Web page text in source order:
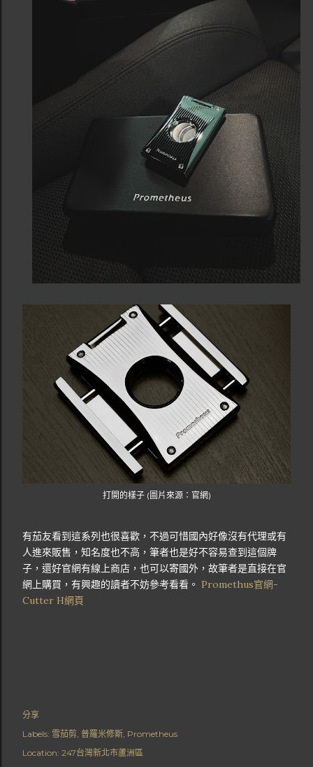
打開的樣子 (圖片來源：官網)
有茄友看到這系列也很喜歡，不過可惜國內好像沒有代理或有
人進來販售，知名度也不高，筆者也是好不容易查到這個牌
子，還好官網有線上商店，也可以寄國外，故筆者是直接在官
網上購買，有興趣的讀者不妨參考看看。 Promethus官網-
Cutter H網頁
分享
Labels: 雪茄剪 普羅米修斯 Prometheus
Location: 247台灣新北市蘆洲區